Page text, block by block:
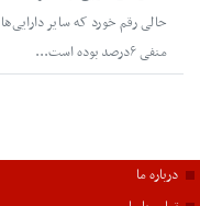
حالی رقم خورد که سایر
منفی ۶درصد بوده است...
درباره ما